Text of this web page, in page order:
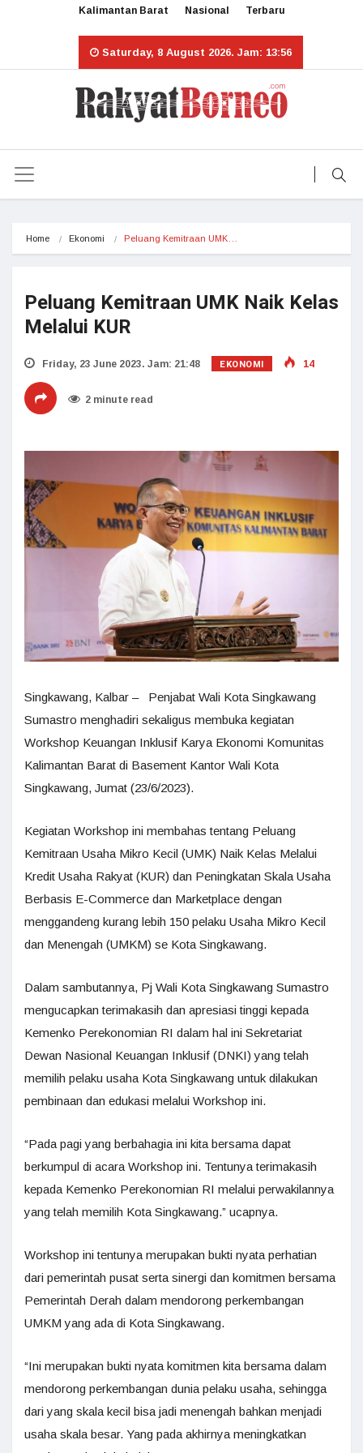
Kalimantan Barat Nasional Terbaru
Saturday, 8 August 2026. Jam: 13:56
Home Ekonomi Peluang Kemitraan UMK…
Peluang Kemitraan UMK Naik Kelas
Melalui KUR
Friday, 23 June 2023. Jam: 21:48 EKONOMI 14
2 minute read
Singkawang, Kalbar – Penjabat Wali Kota Singkawang
Sumastro menghadiri sekaligus membuka kegiatan
Workshop Keuangan Inklusif Karya Ekonomi Komunitas
Kalimantan Barat di Basement Kantor Wali Kota
Singkawang, Jumat (23/6/2023).
Kegiatan Workshop ini membahas tentang Peluang
Kemitraan Usaha Mikro Kecil (UMK) Naik Kelas Melalui
Kredit Usaha Rakyat (KUR) dan Peningkatan Skala Usaha
Berbasis E-Commerce dan Marketplace dengan
menggandeng kurang lebih 150 pelaku Usaha Mikro Kecil
dan Menengah (UMKM) se Kota Singkawang.
Dalam sambutannya, Pj Wali Kota Singkawang Sumastro
mengucapkan terimakasih dan apresiasi tinggi kepada
Kemenko Perekonomian RI dalam hal ini Sekretariat
Dewan Nasional Keuangan Inklusif (DNKI) yang telah
memilih pelaku usaha Kota Singkawang untuk dilakukan
pembinaan dan edukasi melalui Workshop ini.
“Pada pagi yang berbahagia ini kita bersama dapat
berkumpul di acara Workshop ini. Tentunya terimakasih
kepada Kemenko Perekonomian RI melalui perwakilannya
yang telah memilih Kota Singkawang.” ucapnya.
Workshop ini tentunya merupakan bukti nyata perhatian
dari pemerintah pusat serta sinergi dan komitmen bersama
Pemerintah Derah dalam mendorong perkembangan
UMKM yang ada di Kota Singkawang.
“Ini merupakan bukti nyata komitmen kita bersama dalam
mendorong perkembangan dunia pelaku usaha, sehingga
dari yang skala kecil bisa jadi menengah bahkan menjadi
usaha skala besar. Yang pada akhirnya meningkatkan